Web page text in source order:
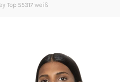
Top 55317 weiß